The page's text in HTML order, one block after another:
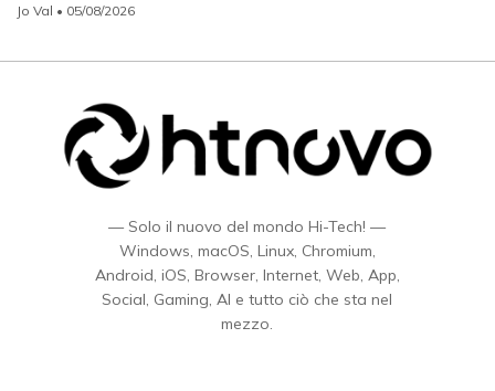
Jo Val • 05/08/2026
— Solo il nuovo del mondo Hi-Tech! —
Windows, macOS, Linux, Chromium,
Android, iOS, Browser, Internet, Web, App,
Social, Gaming, AI e tutto ciò che sta nel
mezzo.